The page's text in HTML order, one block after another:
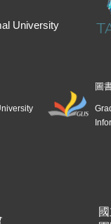
University
圖